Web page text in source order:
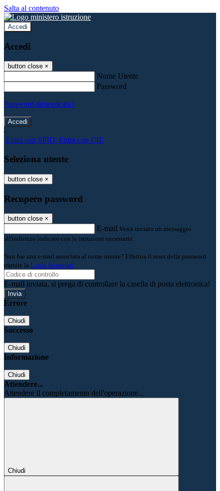
Salta al contenuto
Accedi
Accedi
button close ×
Nome Utente
Password
Password dimenticata?
-
Entra con SPID Entra con CIE
Seleziona utente
button close ×
Recupero password
button close ×
E-mail Verrà inviato un messaggio
all'indirizzo indicato con le istruzioni necessarie.
Non hai una e-mail associata al nome utente? Effettua il reset della password
tramite la Login Spaggiari
E-mail inviata, si prega di controllare la casella di posta elettronica!
Errore
Chiudi
Successo
Chiudi
Informazione
Chiudi
Attendere...
Attendere il completamento dell'operazione...
Chiudi